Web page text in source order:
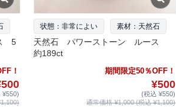
5
！
¥550)
状態：非常によい 素材：天然石
天然石 パワーストーン ルース
約189ct
期間限定50％OFF！
¥500
(税込 ¥550)
通常価格 ¥1,000 (税込 ¥1,100)